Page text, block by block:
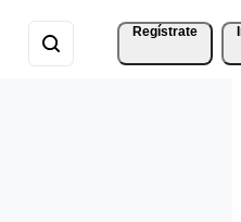
Regístrate